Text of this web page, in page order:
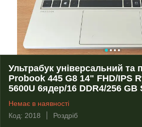
Ультрабук універсальний та
Probook 445 G8 14" FHD/IPS
5600U 6ядер/16 DDR4/256 GB
Немає в наявності
Код: 2018
Роздріб